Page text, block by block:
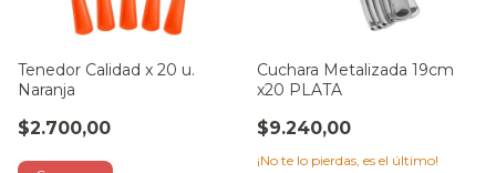
Tenedor Calidad x 20 u.
Naranja
$2.700,00
Cuchara Metalizada 19cm
x20 PLATA
$9.240,00
¡No te lo pierdas, es el último!